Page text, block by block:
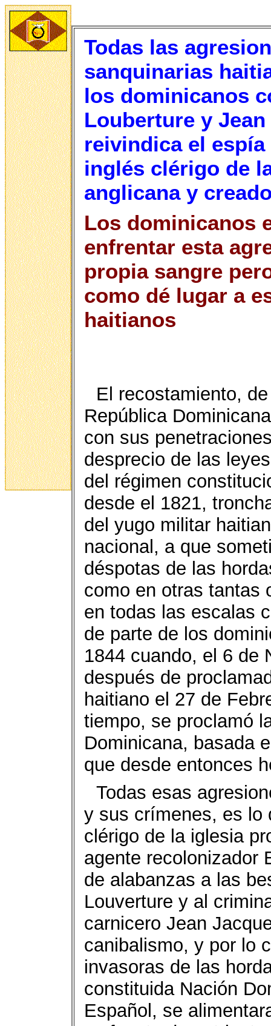
Todas las
sanquinarias
los dominicanos
Louberture y
reivindica el
inglés clérigo de
anglicana y
Los dominicanos
enfrentar esta
propia sangre
como dé lugar a
haitianos
El recostamiento,
República
con sus
desprecio de las
del régimen
desde el 1821,
del yugo militar
nacional, a que
déspotas de las
como en otras tantas
en todas las escalas
de parte de los
1844 cuando, el 6 de
después de
haitiano el 27 de
tiempo, se proclamó
Dominicana, basada
que desde entonces
Todas esas
y sus crímenes, es lo
clérigo de la iglesia
agente recolonizador
de alabanzas a las
Louverture y al
carnicero Jean
canibalismo, y por lo
invasoras de las
constituida Nación
Español, se